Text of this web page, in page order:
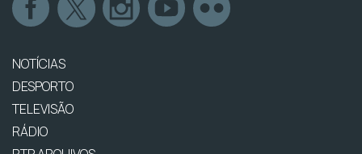
NOTÍCIAS
DESPORTO
TELEVISÃO
RÁDIO